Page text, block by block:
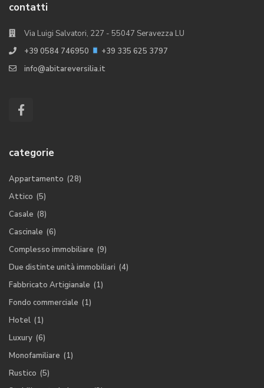
contatti
Via Luigi Salvatori, 227 - 55047 Seravezza LU
+39 0584 746950
+39 335 625 3797
info@abitareversilia.it
categorie
Appartamento (28)
Attico (5)
Casale (8)
Cascinale (6)
Complesso immobiliare (9)
Due distinte unità immobiliari (4)
Fabbricato Artigianale (1)
Fondo commerciale (1)
Hotel (1)
Luxury (6)
Monofamiliare (1)
Rustico (5)